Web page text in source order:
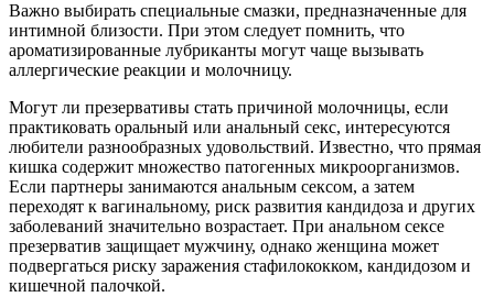
Важно выбирать специальные смазки, предназначенные для
интимной близости. При этом следует помнить, что
ароматизированные лубриканты могут чаще вызывать
аллергические реакции и молочницу.
Могут ли презервативы стать причиной молочницы, если
практиковать оральный или анальный секс, интересуются
любители разнообразных удовольствий. Известно, что прямая
кишка содержит множество патогенных микроорганизмов.
Если партнеры занимаются анальным сексом, а затем
переходят к вагинальному, риск развития кандидоза и других
заболеваний значительно возрастает. При анальном сексе
презерватив защищает мужчину, однако женщина может
подвергаться риску заражения стафилококком, кандидозом и
кишечной палочкой.